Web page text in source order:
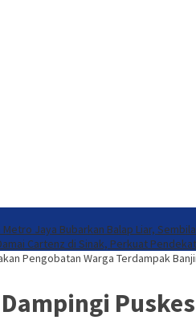
Jaya Bubarkan Balap Liar,
Cartenz di Sinak, Perkuat
Pengobatan Warga Terdampak